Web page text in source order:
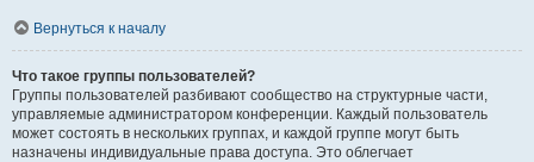
Вернуться к началу
Что такое группы пользователей?
Группы пользователей разбивают сообщество на структурные части,
управляемые администратором конференции. Каждый пользователь
может состоять в нескольких группах, и каждой группе могут быть
назначены индивидуальные права доступа. Это облегчает